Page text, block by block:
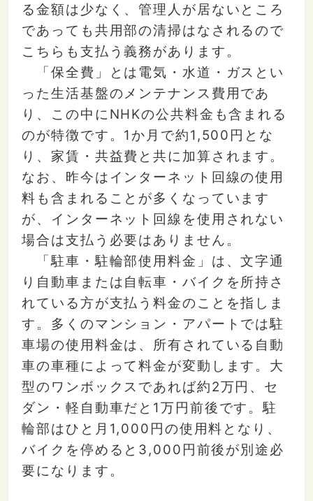
る金額は少なく、管理人が居ないところ
であっても共用部の清掃はなされるので
こちらも支払う義務があります。
「保全費」とは電気・水道・ガスとい
った生活基盤のメンテナンス費用であ
り、この中にNHKの公共料金も含まれる
のが特徴です。1か月で約1,500円とな
り、家賃・共益費と共に加算されます。
なお、昨今はインターネット回線の使用
料も含まれることが多くなっています
が、インターネット回線を使用されない
場合は支払う必要はありません。
「駐車・駐輪部使用料金」は、文字通
り自動車または自転車・バイクを所持さ
れている方が支払う料金のことを指しま
す。多くのマンション・アパートでは駐
車場の使用料金は、所有されている自動
車の車種によって料金が変動します。大
型のワンボックスであれば約2万円、セ
ダン・軽自動車だと1万円前後です。駐
輪部はひと月1,000円の使用料となり、
バイクを停めると3,000円前後が別途必
要になります。